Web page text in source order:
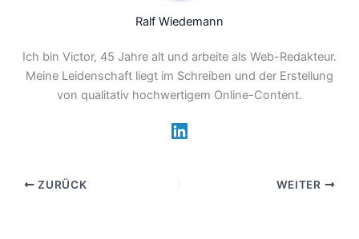
Ralf Wiedemann
Ich bin Victor, 45 Jahre alt und arbeite als Web-Redakteur.
Meine Leidenschaft liegt im Schreiben und der Erstellung
von qualitativ hochwertigem Online-Content.
ZURÜCK WEITER